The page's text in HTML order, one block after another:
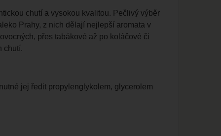
chutí a vysokou kvalitou. Pečlivý výběr
Prahy, z nich dělají nejlepší aromata v
přes tabákové až po koláčové či
chutí.
jej ředit propylenglykolem, glycerolem